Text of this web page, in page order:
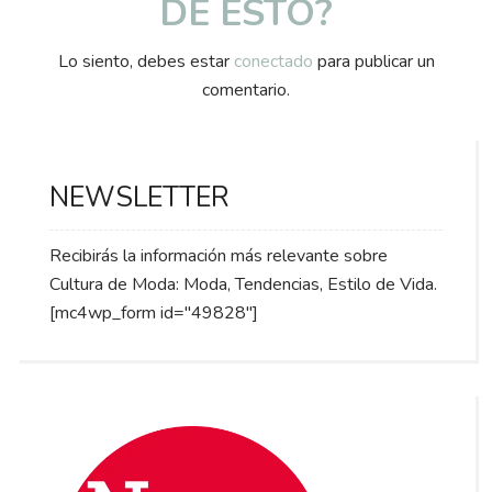
DE ESTO?
Lo siento, debes estar conectado para publicar un
comentario.
NEWSLETTER
Recibirás la información más relevante sobre
Cultura de Moda: Moda, Tendencias, Estilo de Vida.
[mc4wp_form id="49828"]